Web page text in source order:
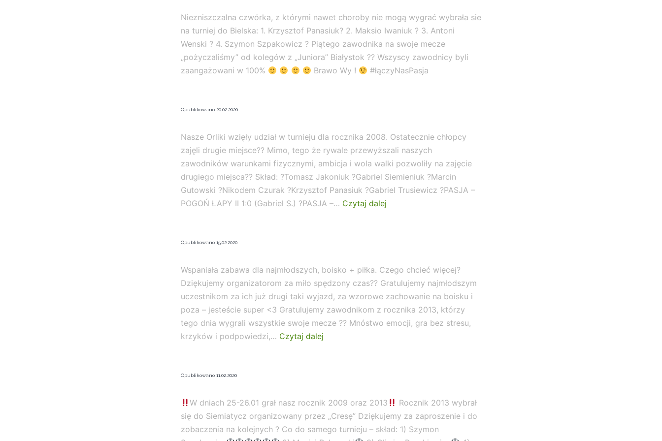
Niezniszczalna czwórka, z którymi nawet choroby nie mogą wygrać wybrała sie
na turniej do Bielska: 1. Krzysztof Panasiuk? 2. Maksio Iwaniuk ? 3. Antoni
Wenski ? 4. Szymon Szpakowicz ? Piątego zawodnika na swoje mecze
„pożyczaliśmy” od kolegów z „Juniora” Białystok ?? Wszyscy zawodnicy byli
zaangażowani w 100%
Brawo Wy ! #łączyNasPasja
Opublikowano 20.02.2020
Nasze Orliki wzięły udział w turnieju dla rocznika 2008. Ostatecznie chłopcy
zajęli drugie miejsce?? Mimo, tego że rywale przewyższali naszych
zawodników warunkami fizycznymi, ambicja i wola walki pozwoliły na zajęcie
drugiego miejsca?? Skład: ?Tomasz Jakoniuk ?Gabriel Siemieniuk ?Marcin
Gutowski ?Nikodem Czurak ?Krzysztof Panasiuk ?Gabriel Trusiewicz ?PASJA –
POGOŃ ŁAPY II 1:0 (Gabriel S.) ?PASJA –… Czytaj dalej
2009
?
Opublikowano 15.02.2020
Wspaniała zabawa dla najmłodszych, boisko + piłka. Czego chcieć więcej?
Dziękujemy organizatorom za miło spędzony czas?? Gratulujemy najmłodszym
uczestnikom za ich już drugi taki wyjazd, za wzorowe zachowanie na boisku i
poza – jesteście super <3 Gratulujemy zawodnikom z rocznika 2013, którzy
tego dnia wygrali wszystkie swoje mecze ?? Mnóstwo emocji, gra bez stresu,
krzyków i podpowiedzi,… Czytaj dalej
2014
w
akcji
Opublikowano 11.02.2020
W dniach 25-26.01 grał nasz rocznik 2009 oraz 2013
Rocznik 2013 wybrał
się do Siemiatycz organizowany przez „Cresę” Dziękujemy za zaproszenie i do
zobaczenia na kolejnych ? Co do samego turnieju – skład: 1) Szymon